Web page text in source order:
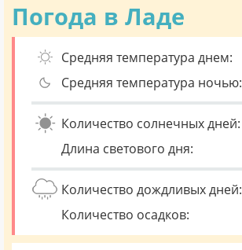
Погода в Ладе
Средняя температура днем:
Средняя температура ночью:
Количество солнечных дней:
Длина светового дня:
Количество дождливых дней:
Количество осадков: